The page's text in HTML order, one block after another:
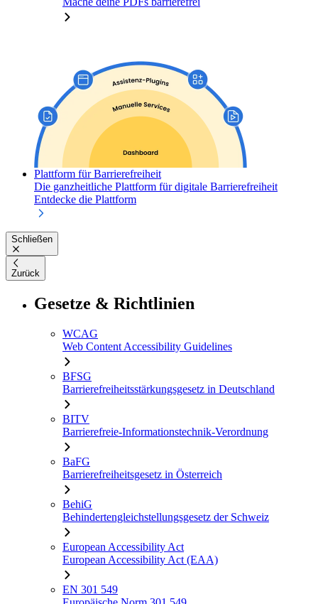
Plattform für Barrierefreiheit
Die ganzheitliche Plattform für digitale Barrierefreiheit
Entdecke die Plattform
Schließen
Zurück
Gesetze & Richtlinien
WCAG
Web Content Accessibility Guidelines
BFSG
Barrierefreiheitsstärkungsgesetz in Deutschland
BITV
Barrierefreie-Informationstechnik-Verordnung
BaFG
Barrierefreiheitsgesetz in Österreich
BehiG
Behindertengleichstellungsgesetz der Schweiz
European Accessibility Act
European Accessibility Act (EAA)
EN 301 549